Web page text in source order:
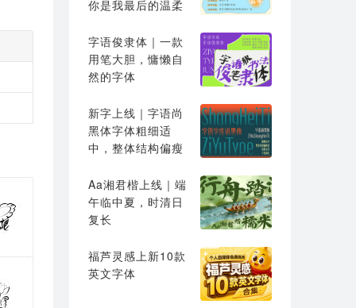
你是我最后的温柔
字语俊隶体｜一款
用笔大胆，慵懒自
然的字体
新字上线｜字语尚
黑体字体粗细适
中，整体结构偏瘦
Aa湘君楷上线｜端
午临中夏，时清日
复长
福芦灵感上新10款
英文字体